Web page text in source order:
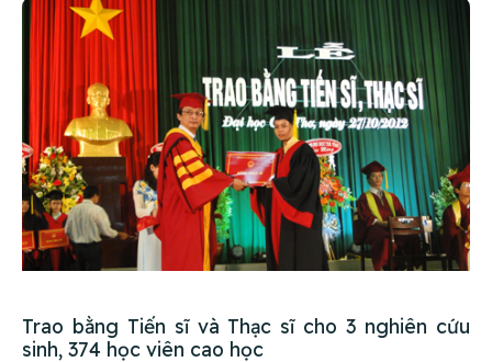
Trao bằng Tiến sĩ và Thạc sĩ cho 3 nghiên cứu
sinh, 374 học viên cao học